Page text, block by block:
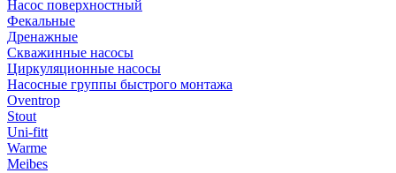
Насос поверхностный
Фекальные
Дренажные
Скважинные насосы
Циркуляционные насосы
Насосные группы быстрого монтажа
Oventrop
Stout
Uni-fitt
Warme
Meibes